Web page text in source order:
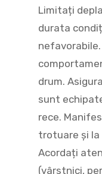
Limitați
durata
drum.
sunt
rece.
trotuare și la
Acordați
(vârstnici,